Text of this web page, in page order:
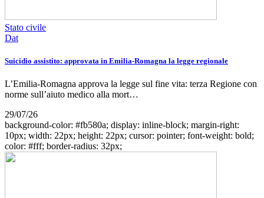
Stato civile
Dat
Suicidio assistito: approvata in Emilia-Romagna la legge regionale
L’Emilia-Romagna approva la legge sul fine vita: terza Regione con
norme sull’aiuto medico alla mort…
29/07/26
background-color: #fb580a; display: inline-block; margin-right:
10px; width: 22px; height: 22px; cursor: pointer; font-weight: bold;
color: #fff; border-radius: 32px;